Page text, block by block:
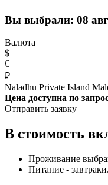
Вы выбрали: 08
Валюта
$
€
₽
Naladhu Private Island
Цена доступна по
Отправить заявку
В стоимость
Проживание
Питание - завтраки.